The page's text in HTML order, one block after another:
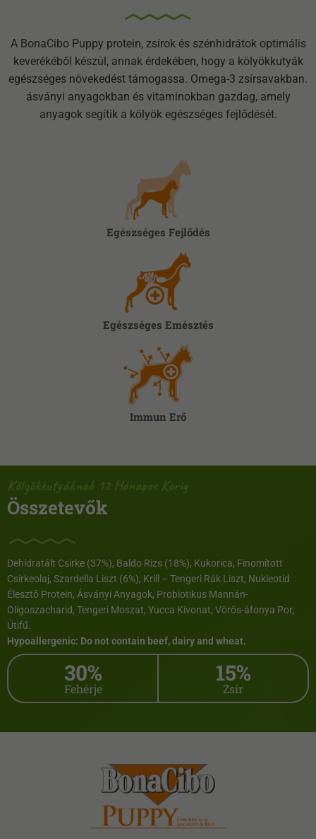
A BonaCibo Puppy protein, zsírok és szénhidrátok optimális
keverékéből készül, annak érdekében, hogy a kölyökkutyák
egészséges növekedést támogassa. Omega-3 zsírsavakban.
ásványi anyagokban és vitaminokban gazdag, amely
anyagok segítik a kölyök egészséges fejlődését.
Egészséges Fejlődés
Egészséges Emésztés
Immun Erő
Összetevők
Dehidratált Csirke (37%), Baldo Rizs (18%), Kukorica, Finomított
Csirkeolaj, Szardella Liszt (6%), Krill – Tengeri Rák Liszt, Nukleotid
Élesztő Protein, Ásványi Anyagok, Probiotikus Mannán-
Oligoszacharid, Tengeri Moszat, Yucca Kivonat, Vörös-áfonya Por,
Útifű.
Hypoallergenic: Do not contain beef, dairy and wheat.
30%
Fehérje
15%
Zsír